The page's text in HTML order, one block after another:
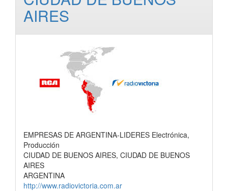
AIRES
EMPRESAS DE ARGENTINA-LIDERES Electrónica,
Producción
CIUDAD DE BUENOS AIRES, CIUDAD DE BUENOS
AIRES
ARGENTINA
http://www.radiovictoria.com.ar